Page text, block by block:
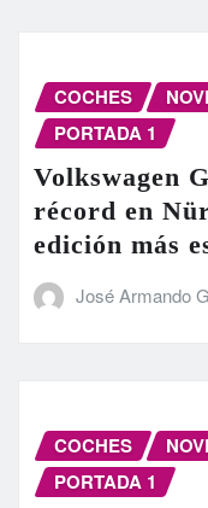
COCHES
PORTADA 1
Volkswagen
récord en
edición más
José Armando
COCHES
PORTADA 1